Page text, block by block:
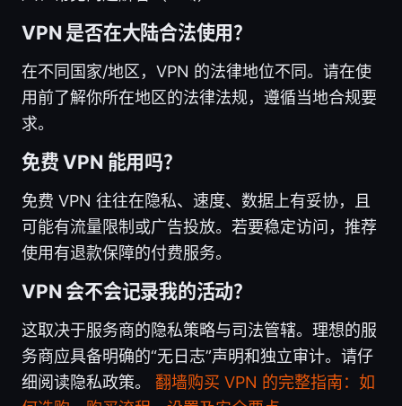
VPN 是否在大陆合法使用？
在不同国家/地区，VPN 的法律地位不同。请在使
用前了解你所在地区的法律法规，遵循当地合规要
求。
免费 VPN 能用吗？
免费 VPN 往往在隐私、速度、数据上有妥协，且
可能有流量限制或广告投放。若要稳定访问，推荐
使用有退款保障的付费服务。
VPN 会不会记录我的活动？
这取决于服务商的隐私策略与司法管辖。理想的服
务商应具备明确的“无日志”声明和独立审计。请仔
细阅读隐私政策。 翻墙购买 VPN 的完整指南：如